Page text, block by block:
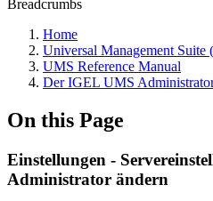
Breadcrumbs
Home
Universal Management Suite
UMS Reference Manual
Der IGEL UMS
On this Page
Einstellungen -
Administrator ändern